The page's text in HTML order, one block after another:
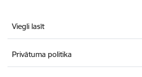
Viegli lasīt
Privātuma politika